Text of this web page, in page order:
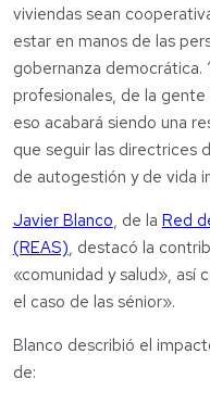
viviendas sean
estar en manos de las
gobernanza democrática.
profesionales, de la
eso acabará siendo una
que seguir las directrices
de autogestión y de vida
Javier Blanco, de la Red
(REAS), destacó la
«comunidad y salud», así
el caso de las sénior».
Blanco describió el
de: